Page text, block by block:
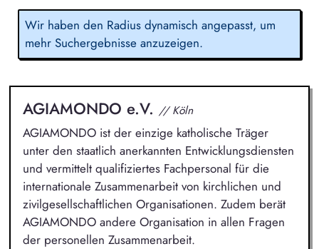
Wir haben den Radius dynamisch angepasst, um
mehr Suchergebnisse anzuzeigen.
AGIAMONDO e.V. // Köln
AGIAMONDO ist der einzige katholische Träger
unter den staatlich anerkannten Entwicklungsdiensten
und vermittelt qualifiziertes Fachpersonal für die
internationale Zusammenarbeit von kirchlichen und
zivilgesellschaftlichen Organisationen. Zudem berät
AGIAMONDO andere Organisation in allen Fragen
der personellen Zusammenarbeit.